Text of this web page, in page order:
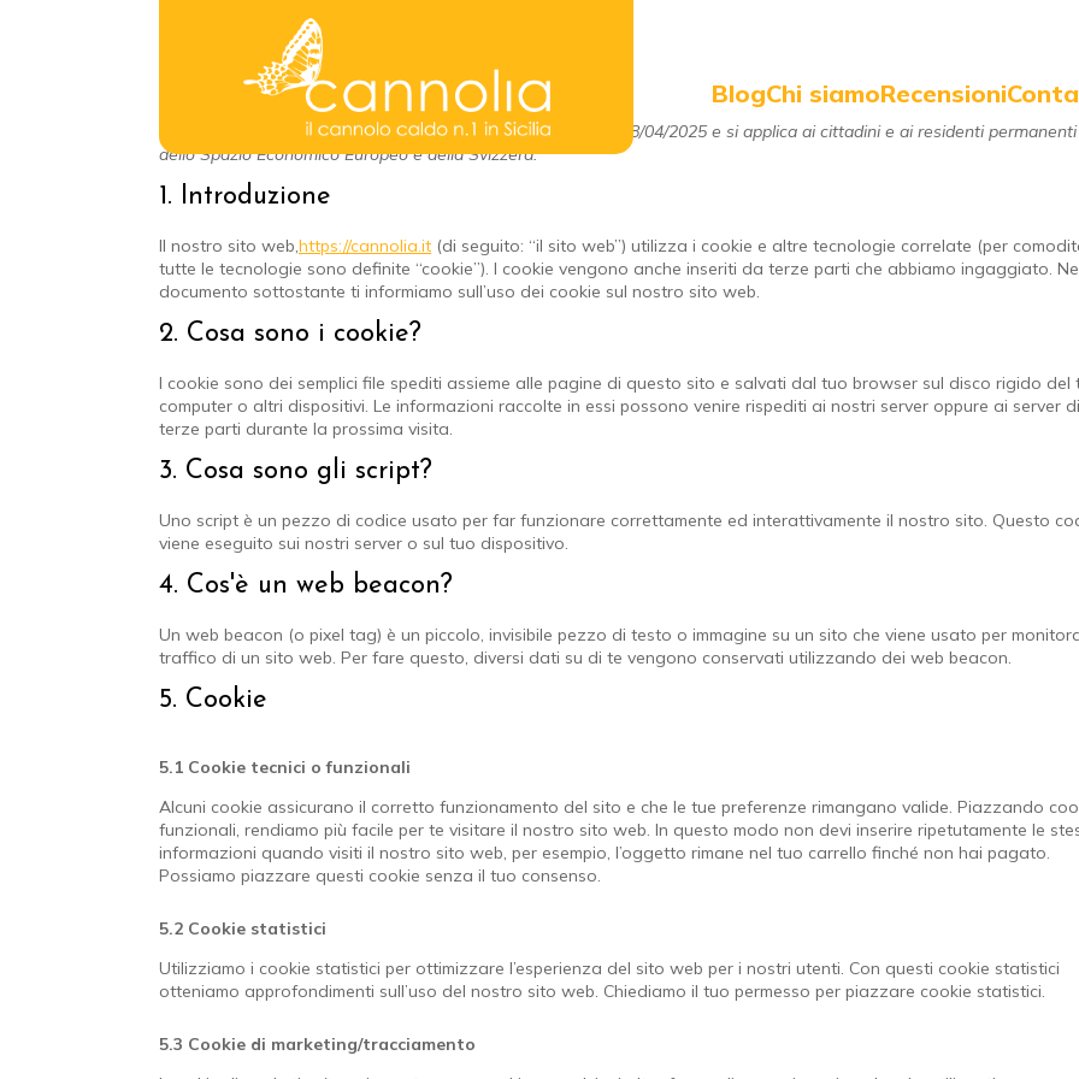
BlogChi siamoRecensioni
Questa politica sui cookie è stata aggiornata l’ultima volta il 08/04/2025 e si applica ai cittadini e ai residenti
dello Spazio Economico Europeo e della Svizzera.
1. Introduzione
Il nostro sito web,https://cannolia.it (di seguito: “il sito web”) utilizza i cookie e altre tecnologie correlate (per
tutte le tecnologie sono definite “cookie”). I cookie vengono anche inseriti da terze parti che abbiamo ingaggiato.
documento sottostante ti informiamo sull’uso dei cookie sul nostro sito web.
2. Cosa sono i cookie?
I cookie sono dei semplici file spediti assieme alle pagine di questo sito e salvati dal tuo browser sul disco rigido del
computer o altri dispositivi. Le informazioni raccolte in essi possono venire rispediti ai nostri server oppure ai server di
terze parti durante la prossima visita.
3. Cosa sono gli script?
Uno script è un pezzo di codice usato per far funzionare correttamente ed interattivamente il nostro sito. Questo
viene eseguito sui nostri server o sul tuo dispositivo.
4. Cos'è un web beacon?
Un web beacon (o pixel tag) è un piccolo, invisibile pezzo di testo o immagine su un sito che viene usato per
traffico di un sito web. Per fare questo, diversi dati su di te vengono conservati utilizzando dei web beacon.
5. Cookie
5.1 Cookie tecnici o funzionali
Alcuni cookie assicurano il corretto funzionamento del sito e che le tue preferenze rimangano valide. Piazzando
funzionali, rendiamo più facile per te visitare il nostro sito web. In questo modo non devi inserire ripetutamente le
informazioni quando visiti il nostro sito web, per esempio, l’oggetto rimane nel tuo carrello finché non hai pagato.
Possiamo piazzare questi cookie senza il tuo consenso.
5.2 Cookie statistici
Utilizziamo i cookie statistici per ottimizzare l’esperienza del sito web per i nostri utenti. Con questi cookie statistici
otteniamo approfondimenti sull’uso del nostro sito web. Chiediamo il tuo permesso per piazzare cookie statistici.
5.3 Cookie di marketing/tracciamento